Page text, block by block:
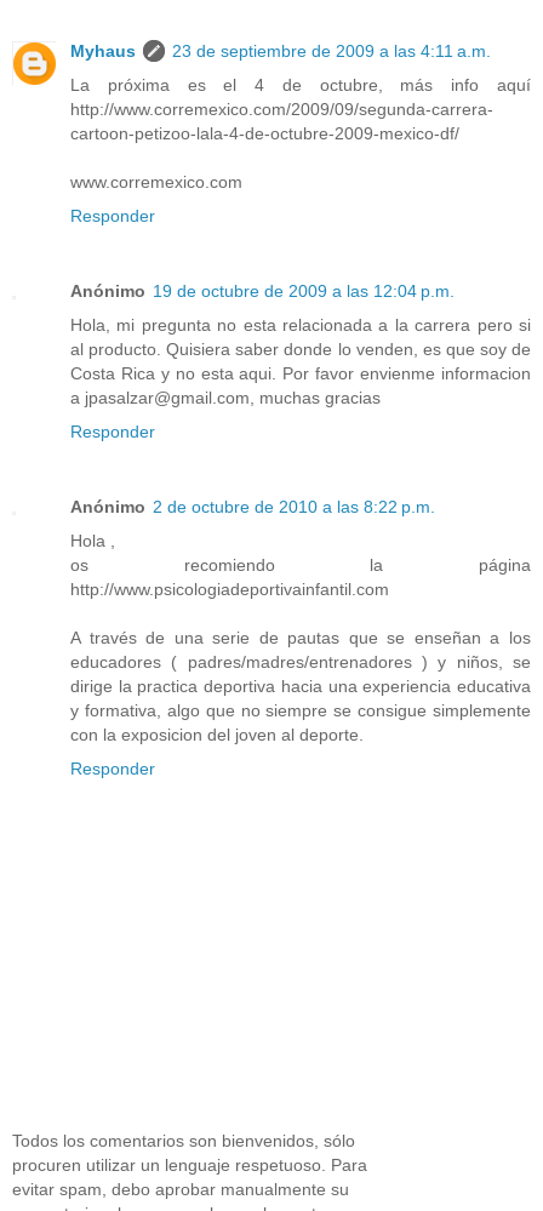
Myhaus
23 de septiembre de 2009 a las 4:11 a.m.
La próxima es el 4 de octubre, más info aquí
http://www.corremexico.com/2009/09/segunda-carrera-
cartoon-petizoo-lala-4-de-octubre-2009-mexico-df/
www.corremexico.com
Responder
Anónimo 19 de octubre de 2009 a las 12:04 p.m.
Hola, mi pregunta no esta relacionada a la carrera pero si
al producto. Quisiera saber donde lo venden, es que soy de
Costa Rica y no esta aqui. Por favor envienme informacion
a jpasalzar@gmail.com, muchas gracias
Responder
Anónimo 2 de octubre de 2010 a las 8:22 p.m.
Hola ,
os recomiendo la página
http://www.psicologiadeportivainfantil.com
A través de una serie de pautas que se enseñan a los
educadores ( padres/madres/entrenadores ) y niños, se
dirige la practica deportiva hacia una experiencia educativa
y formativa, algo que no siempre se consigue simplemente
con la exposicion del joven al deporte.
Responder
Todos los comentarios son bienvenidos, sólo
procuren utilizar un lenguaje respetuoso. Para
evitar spam, debo aprobar manualmente su